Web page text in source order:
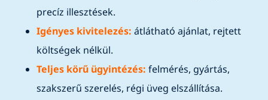
precíz illesztések.
Igényes kivitelezés: átlátható ajánlat, rejtett
költségek nélkül.
Teljes körű ügyintézés: felmérés, gyártás,
szakszerű szerelés, régi üveg elszállítása.